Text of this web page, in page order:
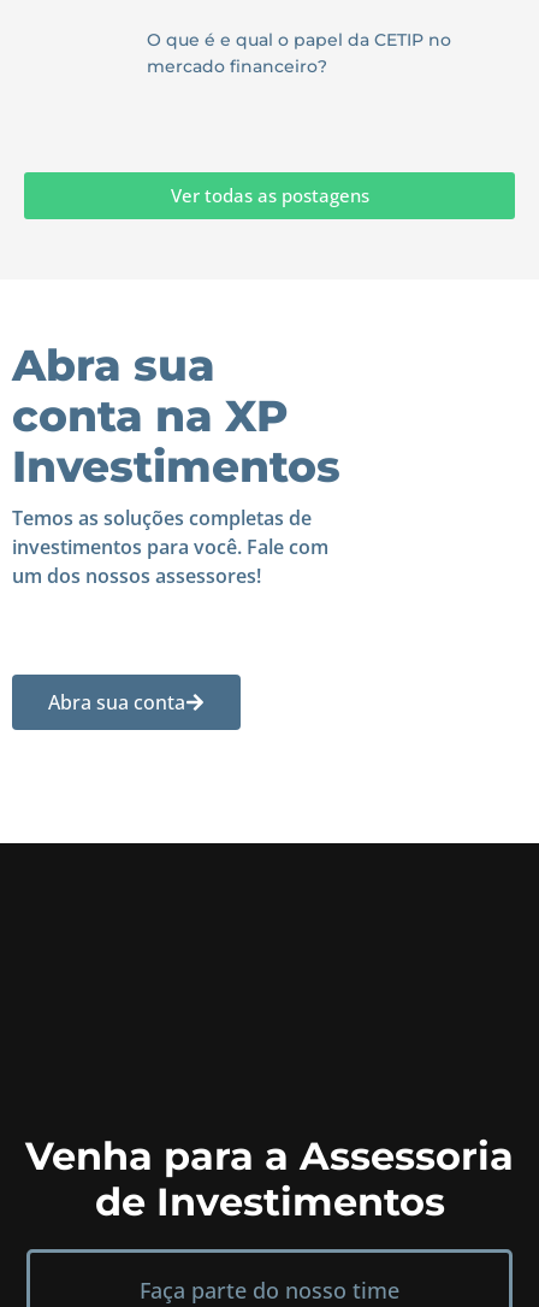
O que é e qual o papel da CETIP no
mercado financeiro?
Ver todas as postagens
Abra sua
conta na XP
Investimentos
Temos as soluções completas de
investimentos para você. Fale com
um dos nossos assessores!
Abra sua conta
Venha para a Assessoria
de Investimentos
Faça parte do nosso time